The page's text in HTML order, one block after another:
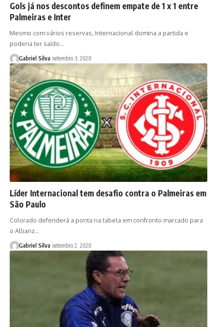
Gols já nos descontos definem empate de 1 x 1 entre
Palmeiras e Inter
Mesmo com vários reservas, Internacional domina a partida e
poderia ter saído…
Gabriel Silva setembro 3, 2020
Líder Internacional tem desafio contra o Palmeiras em
São Paulo
Colorado defenderá a ponta na tabela em confronto marcado para
o Allianz…
Gabriel Silva setembro 2, 2020